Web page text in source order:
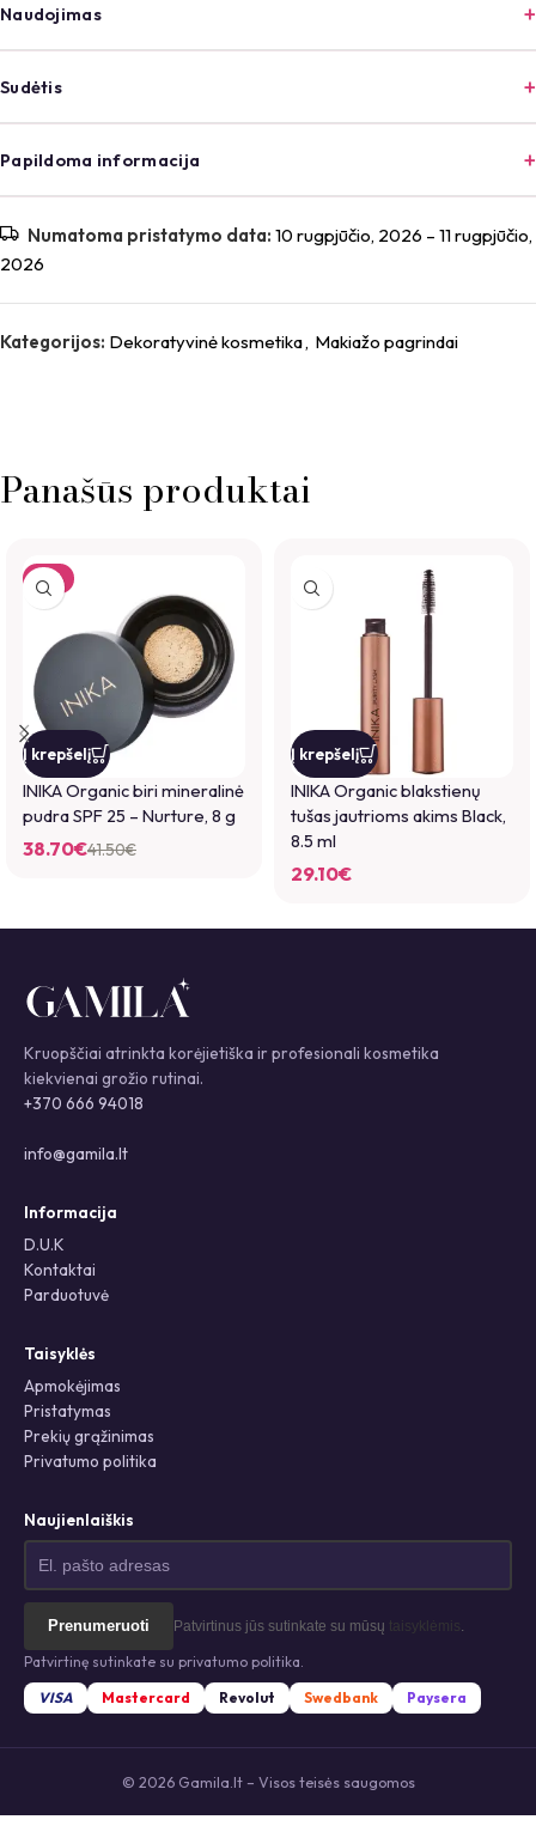
Naudojimas
Sudėtis
Papildoma informacija
Numatoma pristatymo data: 10 rugpjūčio, 2026 – 11 rugpjūčio,
2026
Kategorijos: Dekoratyvinė kosmetika, Makiažo pagrindai
Panašūs produktai
-7%
Į krepšelį
INIKA Organic biri mineralinė
pudra SPF 25 – Nurture, 8 g
41.50€
38.70€
Į krepšelį
INIKA Organic blakstienų
tušas jautrioms akims Black,
8.5 ml
29.10€
Kruopščiai atrinkta korėjietiška ir profesionali kosmetika
kiekvienai grožio rutinai.
+370 666 94018
info@gamila.lt
Informacija
D.U.K
Kontaktai
Parduotuvė
Taisyklės
Apmokėjimas
Pristatymas
Prekių grąžinimas
Privatumo politika
Naujienlaiškis
Prenumeruoti Patvirtinus jūs sutinkate su mūsų taisyklėmis .
Patvirtinę sutinkate su privatumo politika.
VISA
Mastercard Revolut Swedbank Paysera
© 2026 Gamila.lt – Visos teisės saugomos